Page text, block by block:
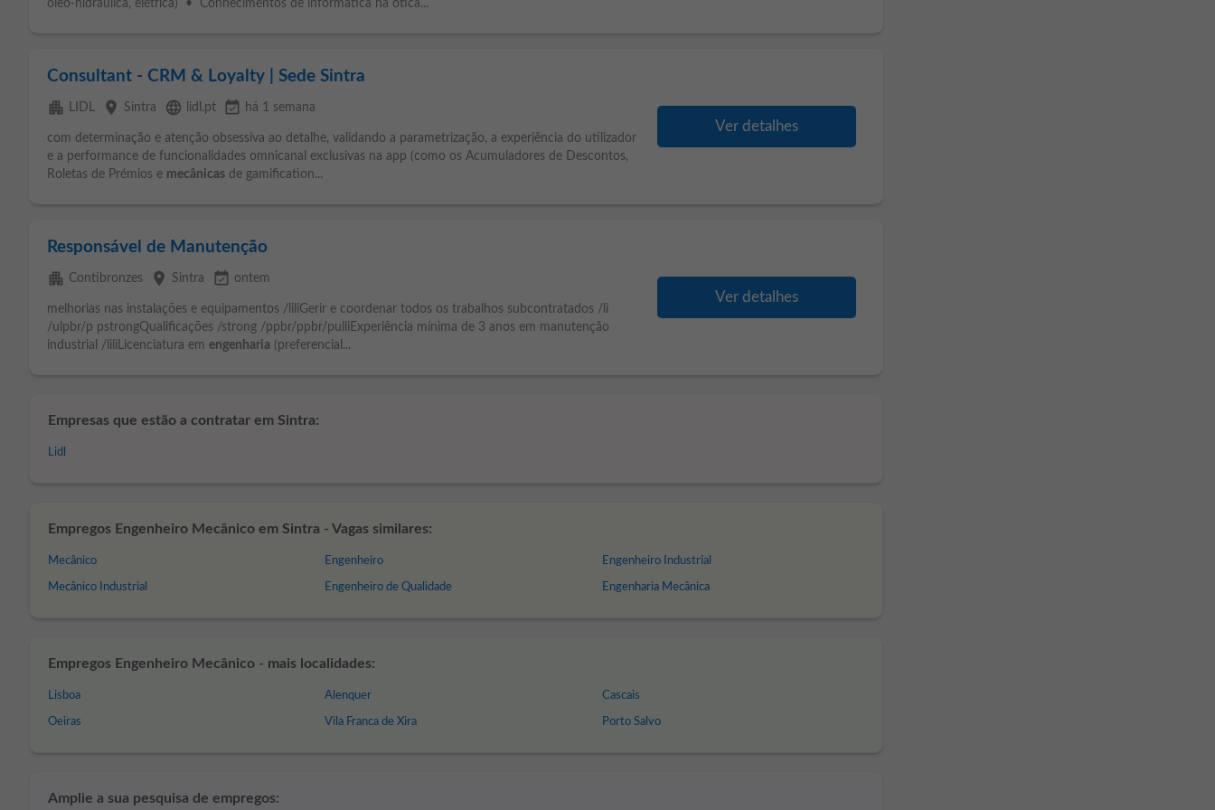
óleo-hidráulica, elétrica) • Conhecimentos de informática na ótica...
Consultant - CRM & Loyalty | Sede Sintra
apartment LIDL place Sintra language lidl.pt event_available há 1 semana
com determinação e atenção obsessiva ao detalhe, validando a parametrização, a experiência do utilizador
e a performance de funcionalidades omnicanal exclusivas na app (como os Acumuladores de Descontos,
Roletas de Prémios e mecânicas de gamification...
Ver detalhes
Responsável de Manutenção
apartment Contibronzes place Sintra event_available ontem
melhorias nas instalações e equipamentos /liliGerir e coordenar todos os trabalhos subcontratados /li
/ulpbr/p pstrongQualificações /strong /ppbr/ppbr/pulliExperiência mínima de 3 anos em manutenção
industrial /liliLicenciatura em engenharia (preferencial...
Ver detalhes
Empresas que estão a contratar em Sintra:
Lidl
Empregos Engenheiro Mecânico em Sintra - Vagas similares:
Mecânico
Mecânico Industrial
Engenheiro
Engenheiro de Qualidade
Engenheiro Industrial
Engenharia Mecânica
Empregos Engenheiro Mecânico - mais localidades:
Lisboa
Oeiras
Alenquer
Vila Franca de Xira
Cascais
Porto Salvo
Amplie a sua pesquisa de empregos: